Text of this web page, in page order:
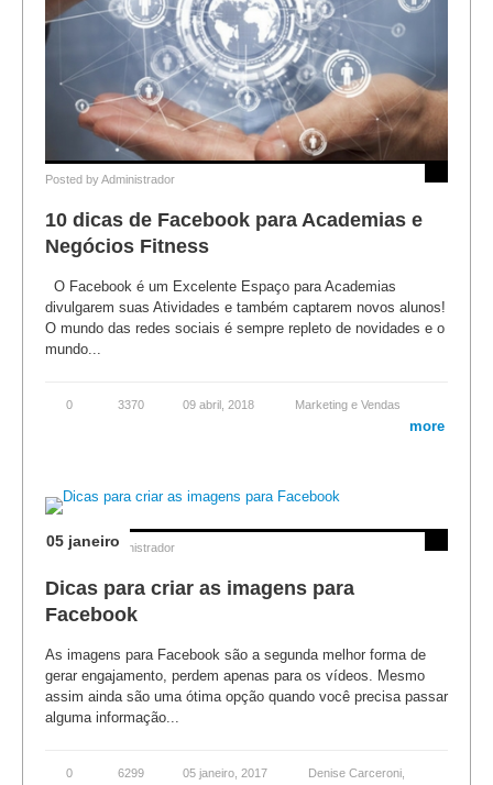
Posted byAdministrador
10 dicas de Facebook para Academias e
Negócios Fitness
O Facebook é um Excelente Espaço para Academias
divulgarem suas Atividades e também captarem novos alunos!
O mundo das redes sociais é sempre repleto de novidades e o
mundo...
0 3370 09 abril, 2018 Marketing e Vendas
more
Posted byAdministrador
05 janeiro
Dicas para criar as imagens para
Facebook
As imagens para Facebook são a segunda melhor forma de
gerar engajamento, perdem apenas para os vídeos. Mesmo
assim ainda são uma ótima opção quando você precisa passar
alguma informação...
0 6299 05 janeiro, 2017 Denise Carceroni